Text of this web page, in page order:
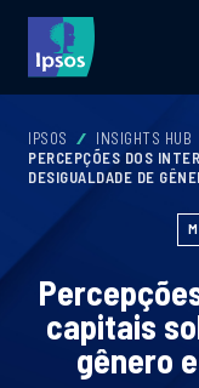
IPSOS
INSIGHTS HUB
PERCEPÇÕES DOS
DESIGUALDADE DE
capitais
gênero